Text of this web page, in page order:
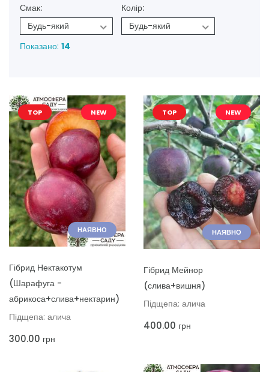
Смак:
Будь-який
Колір:
Будь-який
Показано: 14
NEW
НАЯВНО
TOP
Гібрид Нектакотум
(Шарафуга -
абрикоса+слива+нектарин)
Підщепа: алича
300.00 грн
NEW
НАЯВНО
TOP
Гібрид Мейнор
(слива+вишня)
Підщепа: алича
400.00 грн